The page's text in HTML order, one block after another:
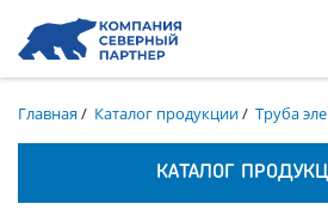
Главная/ Каталог продукции/ Труба
КАТАЛОГ